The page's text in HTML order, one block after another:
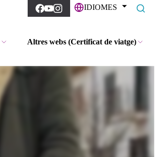
IDIOMES
Altres webs (Certificat de viatge)